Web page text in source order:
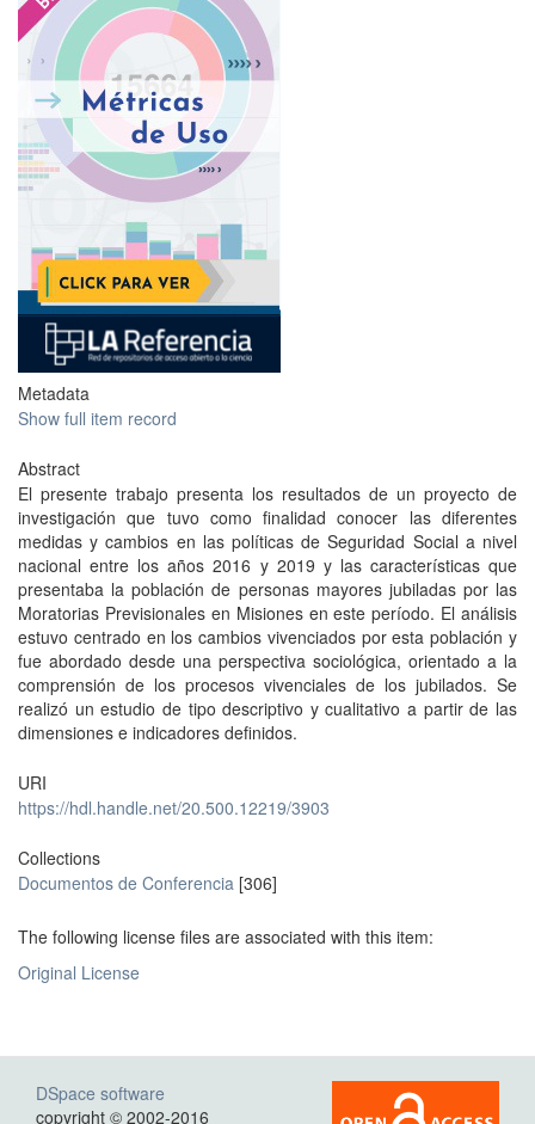
Metadata
Show full item record
Abstract
El presente trabajo presenta los resultados de un proyecto de
investigación que tuvo como finalidad conocer las diferentes
medidas y cambios en las políticas de Seguridad Social a nivel
nacional entre los años 2016 y 2019 y las características que
presentaba la población de personas mayores jubiladas por las
Moratorias Previsionales en Misiones en este período. El análisis
estuvo centrado en los cambios vivenciados por esta población y
fue abordado desde una perspectiva sociológica, orientado a la
comprensión de los procesos vivenciales de los jubilados. Se
realizó un estudio de tipo descriptivo y cualitativo a partir de las
dimensiones e indicadores definidos.
URI
https://hdl.handle.net/20.500.12219/3903
Collections
Documentos de Conferencia [306]
The following license files are associated with this item:
Original License
DSpace software
copyright © 2002-2016